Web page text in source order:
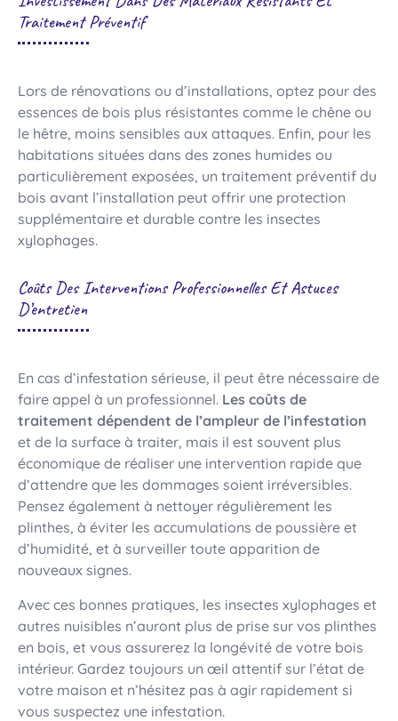
Traitement Préventif
Lors de rénovations ou d’installations, optez pour des
essences de bois plus résistantes comme le chêne ou
le hêtre, moins sensibles aux attaques. Enfin, pour les
habitations situées dans des zones humides ou
particulièrement exposées, un traitement préventif du
bois avant l’installation peut offrir une protection
supplémentaire et durable contre les insectes
xylophages.
Coûts Des Interventions Professionnelles Et Astuces
D’entretien
En cas d’infestation sérieuse, il peut être nécessaire de
faire appel à un professionnel. Les coûts de
traitement dépendent de l’ampleur de l’infestation
et de la surface à traiter, mais il est souvent plus
économique de réaliser une intervention rapide que
d’attendre que les dommages soient irréversibles.
Pensez également à nettoyer régulièrement les
plinthes, à éviter les accumulations de poussière et
d’humidité, et à surveiller toute apparition de
nouveaux signes.
Avec ces bonnes pratiques, les insectes xylophages et
autres nuisibles n’auront plus de prise sur vos plinthes
en bois, et vous assurerez la longévité de votre bois
intérieur. Gardez toujours un œil attentif sur l’état de
votre maison et n’hésitez pas à agir rapidement si
vous suspectez une infestation.